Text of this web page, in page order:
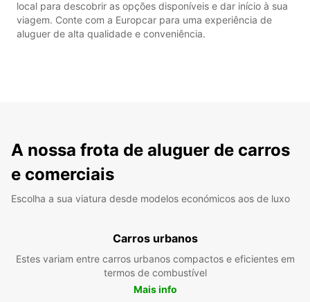
local para descobrir as opções disponíveis e dar início à sua
viagem. Conte com a Europcar para uma experiência de
aluguer de alta qualidade e conveniência.
A nossa frota de aluguer de carros
e comerciais
Escolha a sua viatura desde modelos económicos aos de luxo
Carros urbanos
Estes variam entre carros urbanos compactos e eficientes em
termos de combustível
Mais info